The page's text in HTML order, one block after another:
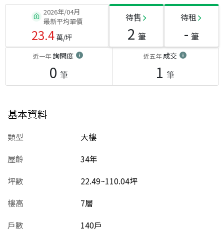
2026年/04月
最新平均單價
23.4萬/坪
待售
2 筆
待租
- 筆
近一年詢問度
0 筆
近五年成交
1 筆
基本資料
類型
大樓
屋齡
34年
坪數
22.49~110.04坪
樓高
7層
戶數
140戶